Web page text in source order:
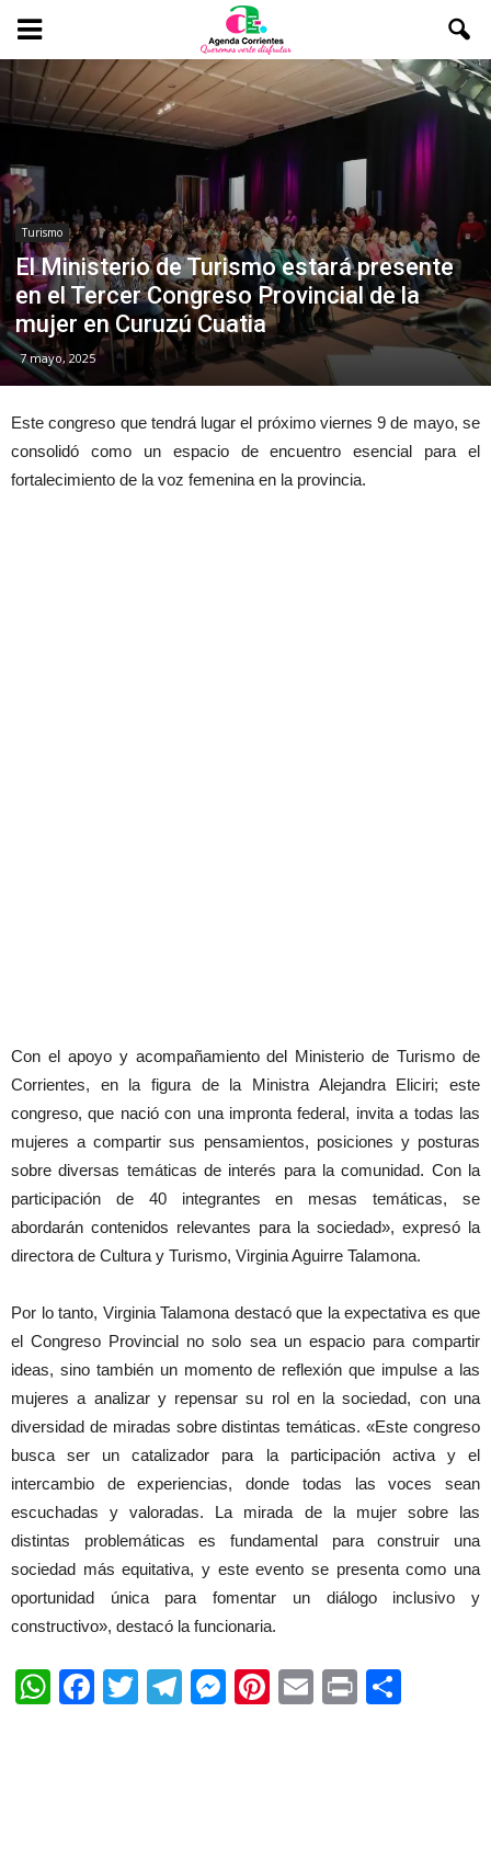
Turismo
El Ministerio de Turismo estará presente
en el Tercer Congreso Provincial de la
mujer en Curuzú Cuatia
7 mayo, 2025
Este congreso que tendrá lugar el próximo viernes 9 de mayo, se
consolidó como un espacio de encuentro esencial para el
fortalecimiento de la voz femenina en la provincia.
Con el apoyo y acompañamiento del Ministerio de Turismo de
Corrientes, en la figura de la Ministra Alejandra Eliciri; este
congreso, que nació con una impronta federal, invita a todas las
mujeres a compartir sus pensamientos, posiciones y posturas
sobre diversas temáticas de interés para la comunidad. Con la
participación de 40 integrantes en mesas temáticas, se
abordarán contenidos relevantes para la sociedad», expresó la
directora de Cultura y Turismo, Virginia Aguirre Talamona.
Por lo tanto, Virginia Talamona destacó que la expectativa es que
el Congreso Provincial no solo sea un espacio para compartir
ideas, sino también un momento de reflexión que impulse a las
mujeres a analizar y repensar su rol en la sociedad, con una
diversidad de miradas sobre distintas temáticas. «Este congreso
busca ser un catalizador para la participación activa y el
intercambio de experiencias, donde todas las voces sean
escuchadas y valoradas. La mirada de la mujer sobre las
distintas problemáticas es fundamental para construir una
sociedad más equitativa, y este evento se presenta como una
oportunidad única para fomentar un diálogo inclusivo y
constructivo», destacó la funcionaria.
WhatsApp
Facebook
TwitterTelegram
Messenger
Pinterest
EmailPrint